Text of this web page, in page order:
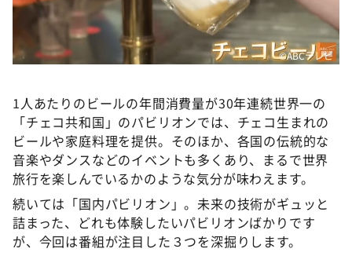
©ABCテレビ
1人あたりのビールの年間消費量が30年連続世界一の
「チェコ共和国」のパビリオンでは、チェコ生まれの
ビールや家庭料理を提供。そのほか、各国の伝統的な
音楽やダンスなどのイベントも多くあり、まるで世界
旅行を楽しんでいるかのような気分が味わえます。
続いては「国内パビリオン」。未来の技術がギュッと
詰まった、どれも体験したいパビリオンばかりです
が、今回は番組が注目した３つを深掘りします。